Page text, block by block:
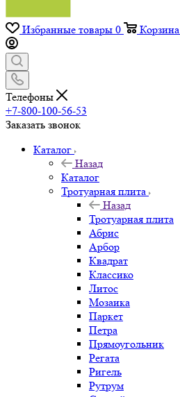
Избранные товары 0 Корзина
Телефоны
+7-800-100-56-53
Заказать звонок
Каталог
Назад
Каталог
Тротуарная плита
Назад
Тротуарная плита
Абрис
Арбор
Квадрат
Классико
Литос
Мозаика
Паркет
Петра
Прямоугольник
Регата
Ригель
Рутрум